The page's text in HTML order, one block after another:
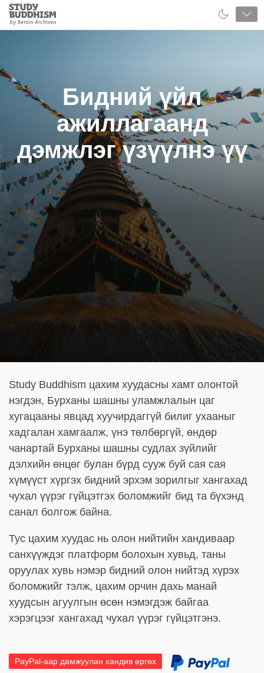
Close
Study
Buddhism
Бидний үйл
ажиллагаанд
дэмжлэг үзүүлнэ үү
Study Buddhism цахим хуудасны хамт олонтой
нэгдэн, Бурханы шашны уламжлалын цаг
хугацааны явцад хуучирдаггүй билиг ухааныг
хадгалан хамгаалж, үнэ төлбөргүй, өндөр
чанартай Бурханы шашны судлах зүйлийг
дэлхийн өнцөг булан бүрд сууж буй сая сая
хүмүүст хүргэх бидний эрхэм зорилгыг хангахад
чухал үүрэг гүйцэтгэх боломжийг бид та бүхэнд
санал болгож байна.
Тус цахим хуудас нь олон нийтийн хандиваар
санхүүждэг платформ болохын хувьд, таны
оруулах хувь нэмэр бидний олон нийтэд хүрэх
боломжийг тэлж, цахим орчин дахь манай
хуудсын агуулгын өсөн нэмэгдэж байгаа
хэрэгцээг хангахад чухал үүрэг гүйцэтгэнэ.
PayPal-аар дамжуулан хандив өргөх